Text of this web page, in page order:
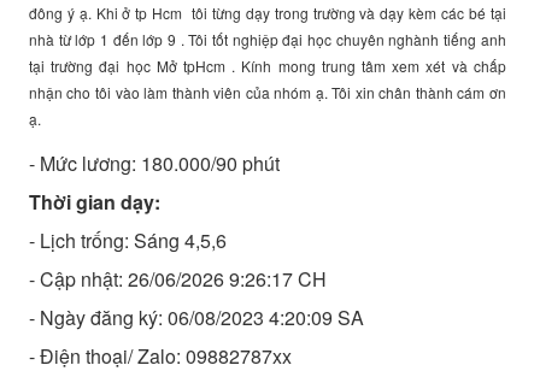
đông ý ạ. Khi ở tp Hcm tôi từng dạy trong trường và dạy kèm các bé tại
nhà từ lớp 1 đến lớp 9 . Tôi tốt nghiệp đại học chuyên nghành tiếng anh
tại trường đại học Mở tpHcm . Kính mong trung tâm xem xét và chấp
nhận cho tôi vào làm thành viên của nhóm ạ. Tôi xin chân thành cám ơn
ạ.
- Mức lương: 180.000/90 phút
Thời gian dạy:
- Lịch trống: Sáng 4,5,6
- Cập nhật: 26/06/2026 9:26:17 CH
- Ngày đăng ký: 06/08/2023 4:20:09 SA
- Điện thoại/ Zalo: 09882787xx